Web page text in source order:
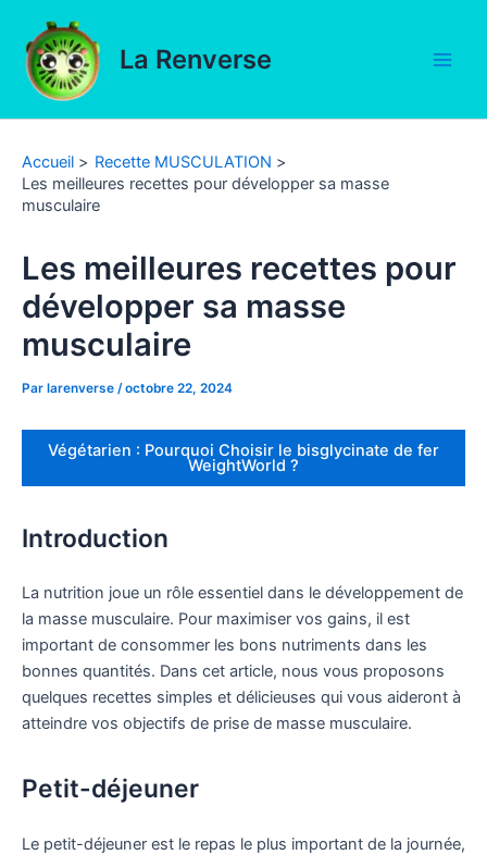
contenu
La Renverse
Accueil
Recette MUSCULATION
Les meilleures recettes pour développer sa masse
musculaire
Les meilleures recettes pour
développer sa masse
musculaire
Par larenverse /octobre 22, 2024
Végétarien : Pourquoi Choisir le bisglycinate de fer
WeightWorld ?
Introduction
La nutrition joue un rôle essentiel dans le développement de
la masse musculaire. Pour maximiser vos gains, il est
important de consommer les bons nutriments dans les
bonnes quantités. Dans cet article, nous vous proposons
quelques recettes simples et délicieuses qui vous aideront à
atteindre vos objectifs de prise de masse musculaire.
Petit-déjeuner
Le petit-déjeuner est le repas le plus important de la journée,